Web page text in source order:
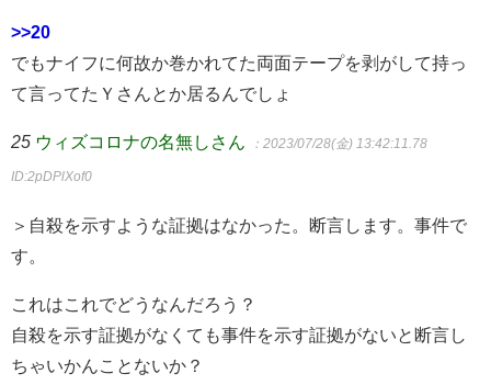
>>20
でもナイフに何故か巻かれてた両面テープを剥がして持っ
て言ってたＹさんとか居るんでしょ
25 ウィズコロナの名無しさん ：2023/07/28(金) 13:42:11.78
ID:2pDPlXof0
＞自殺を示すような証拠はなかった。断言します。事件で
す。
これはこれでどうなんだろう？
自殺を示す証拠がなくても事件を示す証拠がないと断言し
ちゃいかんことないか？